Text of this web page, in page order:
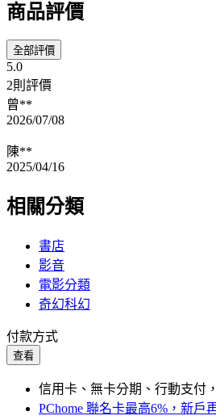
商品評價
全部評價
5.0
2則評價
曾**
2026/07/08
陳**
2025/04/16
相關分類
書店
影音
電影分類
奇幻科幻
付款方式
查看
信用卡、無卡分期、行動支付
PChome 聯名卡最高6%，新戶